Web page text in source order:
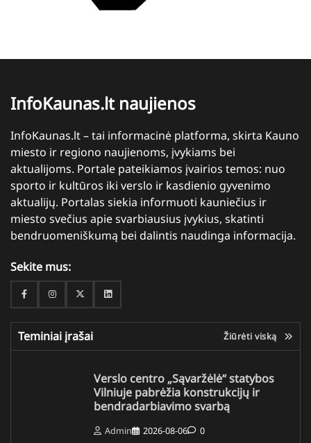
InfoKaunas.lt naujienos
InfoKaunas.lt – tai informacinė platforma, skirta Kauno
miesto ir regiono naujienoms, įvykiams bei
aktualijoms. Portale pateikiamos įvairios temos: nuo
sporto ir kultūros iki verslo ir kasdienio gyvenimo
aktualijų. Portalas siekia informuoti kauniečius ir
miesto svečius apie svarbiausius įvykius, skatinti
bendruomeniškumą bei dalintis naudinga informacija.
Sekite mus:
FacebookInstagramTwitterLinkedin
Teminiai įrašai Žiūrėti viską
Verslo centro „Sąvaržėlė“ statybos
Vilniuje pabrėžia konstrukcijų ir
bendradarbiavimo svarbą
Admin 2026-08-06 0